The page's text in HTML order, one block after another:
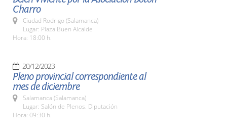
Charro
Ciudad Rodrigo (Salamanca)
Lugar: Plaza Buen Alcalde
Hora: 18:00 h.
20/12/2023
Pleno provincial correspondiente al
mes de diciembre
Salamanca (Salamanca)
Lugar: Salón de Plenos. Diputación
Hora: 09:30 h.